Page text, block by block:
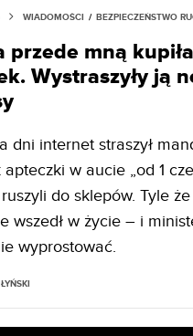
WIADOMOŚCI / BEZPIECZEŃSTWO
przede mną
Wystraszyły ją
dni internet straszył
apteczki w aucie „od 1
do sklepów. Tyle
wszedł w życie – i
wyprostować.